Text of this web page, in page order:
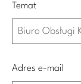
Temat
Adres e-mail